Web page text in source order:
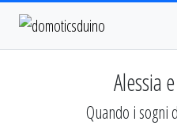
Alessia
Quando i sogni